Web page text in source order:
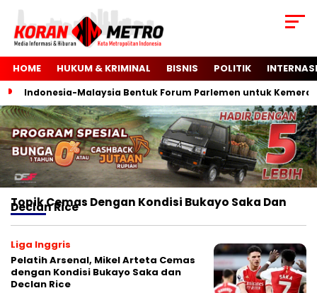
HOME HUKUM & KRIMINAL BISNIS POLITIK
Indonesia-Malaysia Bentuk Forum Parlemen untuk
TopikCemas Dengan Kondisi Bukayo Saka Dan
Declan Rice
Liga Inggris
Pelatih Arsenal, Mikel Arteta Cemas
dengan Kondisi Bukayo Saka dan
Declan Rice